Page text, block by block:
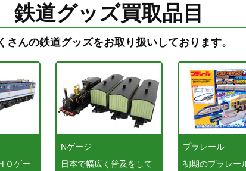
鉄道グッズ買取品目
さんの鉄道グッズをお取り扱いしております。
Ｏゲー
Nゲージ
日本で幅広く普及をして
プラレール
初期のプラレー